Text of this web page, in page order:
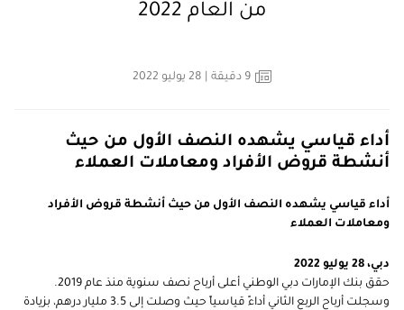
من العام 2022
9 دقيقة
أداء قياسي يشهده النصف الأول من حيث
أنشطة قروض الأفراد ومعاملات العملاء
أداء قياسي يشهده النصف الأول من حيث أنشطة قروض الأفراد
ومعاملات العملاء
دبي، 28 يوليو 2022
حقق بنك الإمارات دبي الوطني أعلى أرباح نصف سنوية منذ عام 2019.
وسجلت أرباح الربع الثاني أداءً قياسياً حيث وصلت إلى 3.5 مليار درهم، بزيادة